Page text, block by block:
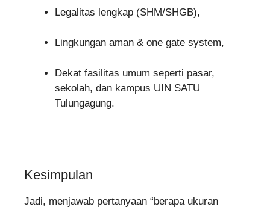
Legalitas lengkap (SHM/SHGB),
Lingkungan aman & one gate system,
Dekat fasilitas umum seperti pasar,
sekolah, dan kampus UIN SATU
Tulungagung.
Kesimpulan
Jadi, menjawab pertanyaan “berapa ukuran